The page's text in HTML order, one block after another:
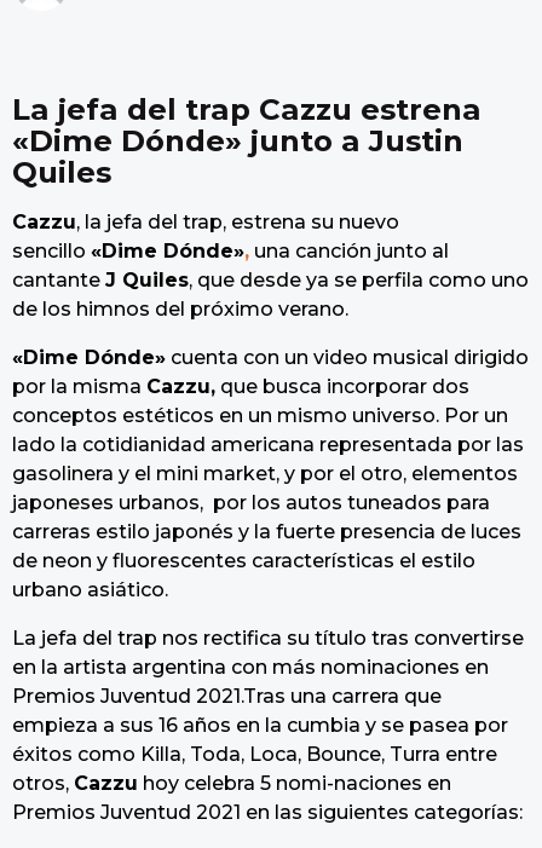
ñ
o
s
a
g
o
g
o
La jefa del trap Cazzu estrena
«Dime Dónde» junto a Justin
Quiles
Cazzu, la jefa del trap, estrena su nuevo
sencillo «Dime Dónde», una canción junto al
cantante J Quiles, que desde ya se perfila como uno
de los himnos del próximo verano.
«Dime Dónde» cuenta con un video musical dirigido
por la misma Cazzu, que busca incorporar dos
conceptos estéticos en un mismo universo. Por un
lado la cotidianidad americana representada por las
gasolinera y el mini market, y por el otro, elementos
japoneses urbanos, por los autos tuneados para
carreras estilo japonés y la fuerte presencia de luces
de neon y fluorescentes características el estilo
urbano asiático.
La jefa del trap nos rectifica su título tras convertirse
en la artista argentina con más nominaciones en
Premios Juventud 2021.Tras una carrera que
empieza a sus 16 años en la cumbia y se pasea por
éxitos como Killa, Toda, Loca, Bounce, Turra entre
otros, Cazzu hoy celebra 5 nomi-naciones en
Premios Juventud 2021 en las siguientes categorías: